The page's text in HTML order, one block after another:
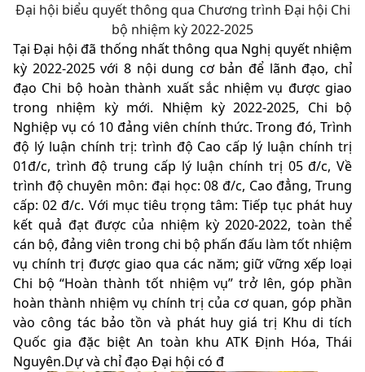
Đại hội biểu quyết thông qua Chương trình Đại hội Chi
bộ nhiệm kỳ 2022-2025
Tại Đại hội đã thống nhất thông qua Nghị quyết nhiệm
kỳ 2022-2025 với 8 nội dung cơ bản để lãnh đạo, chỉ
đạo Chi bộ hoàn thành xuất sắc nhiệm vụ được giao
trong nhiệm kỳ mới. Nhiệm kỳ 2022-2025, Chi bộ
Nghiệp vụ có 10 đảng viên chính thức. Trong đó, Trình
độ lý luận chính trị: trình độ Cao cấp lý luận chính trị
01đ/c, trình độ trung cấp lý luận chính trị 05 đ/c, Về
trình độ chuyên môn: đại học: 08 đ/c, Cao đẳng, Trung
cấp: 02 đ/c. Với mục tiêu trọng tâm: Tiếp tục phát huy
kết quả đạt được của nhiệm kỳ 2020-2022, toàn thể
cán bộ, đảng viên trong chi bộ phấn đấu làm tốt nhiệm
vụ chính trị được giao qua các năm; giữ vững xếp loại
Chi bộ “Hoàn thành tốt nhiệm vụ” trở lên, góp phần
hoàn thành nhiệm vụ chính trị của cơ quan, góp phần
vào công tác bảo tồn và phát huy giá trị Khu di tích
Quốc gia đặc biệt An toàn khu ATK Định Hóa, Thái
Nguyên.Dự và chỉ đạo Đại hội có đ